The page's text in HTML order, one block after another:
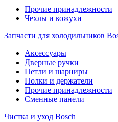
Прочие принадлежности
Чехлы и кожухи
Запчасти для холодильников
Аксессуары
Дверные ручки
Петли и шарниры
Полки и держатели
Прочие принадлежности
Сменные панели
Чистка и уход Bosch